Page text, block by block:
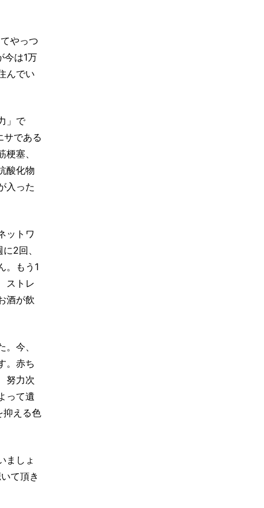
やっつ
今は1万
んでい
」で
サである
塞、
酸化物
入った
ットワ
2回、
。もう1
ストレ
酒が飲
今、
。赤ち
努力次
って遺
抑える色
ましょ
て頂き